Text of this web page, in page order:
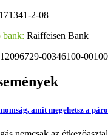
2-08
bank: Raiffeisen Bank
12096729-00346100-
amit megehetsz a